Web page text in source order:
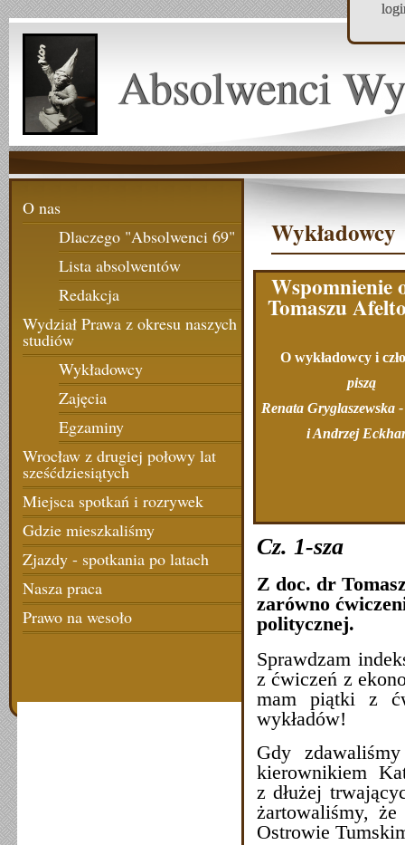
Absolwenci
O nas
Dlaczego "Absolwenci 69"
Lista absolwentów
Redakcja
Wydział Prawa z okresu naszych
studiów
Wykładowcy
Zajęcia
Egzaminy
Wrocław z drugiej połowy lat
sześćdziesiątych
Miejsca spotkań i rozrywek
Gdzie mieszkaliśmy
Zjazdy - spotkania po latach
Nasza praca
Prawo na wesoło
Wykładowcy
Wspomnienie
Tomaszu
O wykładowcy i
piszą
Renata Gryglaszewska
i Andrzej
Cz. 1-sza
Z doc. dr
zarówno
politycznej.
Sprawdzam
z ćwiczeń z
mam piątki z
wykładów!
Gdy
kierownikiem
z dłużej
żartowaliśmy,
Ostrowie